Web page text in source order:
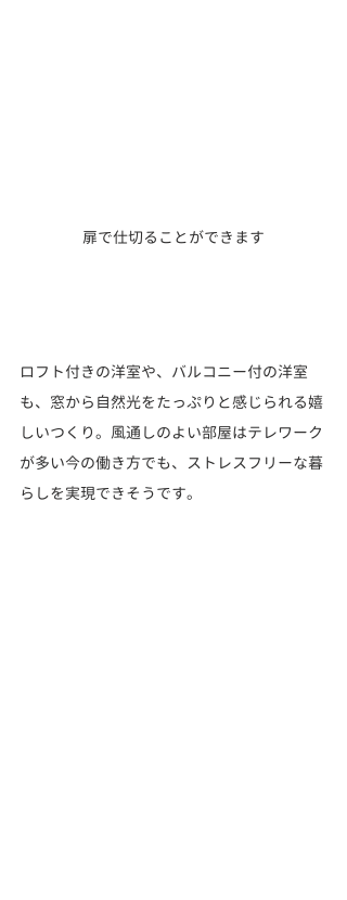
扉で仕切ることができます
ロフト付きの洋室や、バルコニー付の洋室
も、窓から自然光をたっぷりと感じられる嬉
しいつくり。風通しのよい部屋はテレワーク
が多い今の働き方でも、ストレスフリーな暮
らしを実現できそうです。